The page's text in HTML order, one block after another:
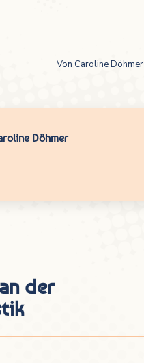
Von Caroline Döhmer
Döhmer
der